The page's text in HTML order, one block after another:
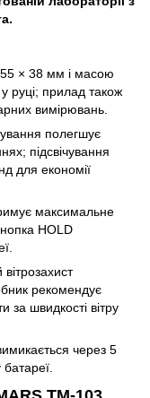
× 38 мм і масою
руці; прилад також
вимірювань.
полегшує
підсвічування
для економії
максимальне
HOLD
рекомендує
за швидкості вітру
через 5